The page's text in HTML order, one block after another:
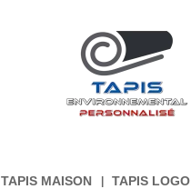
TAPIS MAISON TAPIS LOGO